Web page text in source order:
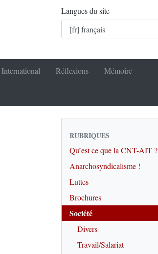
Langues du site
International Réflexions Mémoire
RUBRIQUES
Qu’est ce que la CNT-AIT ?
Anarchosyndicalisme !
Luttes
Brochures
Société
Divers
Travail/Salariat